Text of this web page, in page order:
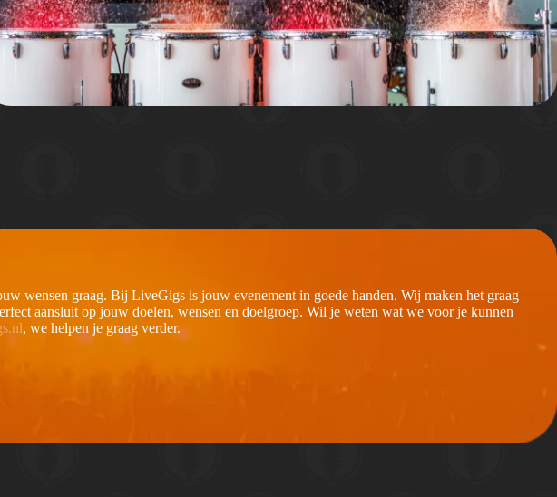
wensen graag. Bij LiveGigs is jouw evenement in goede handen. Wij maken het graag
aansluit op jouw doelen, wensen en doelgroep. Wil je weten wat we voor je kunnen
, we helpen je graag verder.